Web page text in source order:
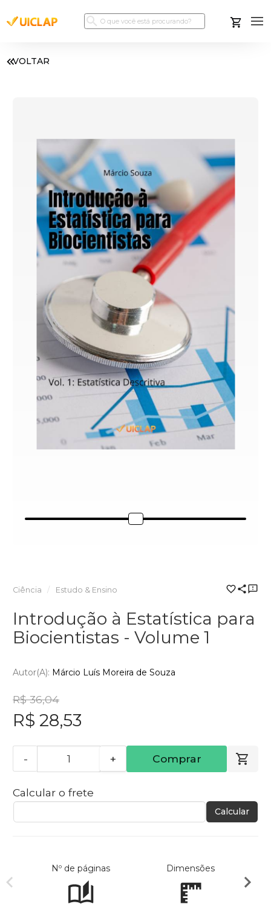
VOLTAR
Ciência Estudo & Ensino
Introdução à Estatística para
Biocientistas - Volume 1
Autor(a): Márcio Luís Moreira de Souza
R$ 36,04
R$ 28,53
- + Comprar
Calcular o frete
Calcular
Nº de páginas Dimensões